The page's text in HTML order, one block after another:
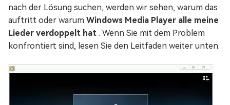
nach der Lösung suchen, werden wir sehen, warum das
auftritt oder warum Windows Media Player alle meine
Lieder verdoppelt hat . Wenn Sie mit dem Problem
konfrontiert sind, lesen Sie den Leitfaden weiter unten.